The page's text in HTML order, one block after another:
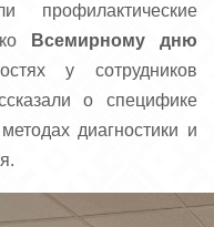
Всемирному дню
у сотрудников
о специфике
диагностики и